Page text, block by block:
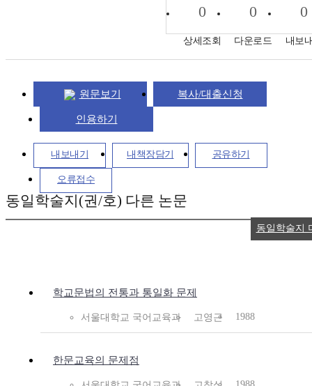
0
상세조회
0
다운로드
0
내보
원문보기 복사/대출신청
인용하기
내보내기 내책장담기 공유하기
오류접수
동일학술지(권/호) 다른 논문
학교문법의 전통과 통일화 문제
서울대학교 국어교육과 고영근 1988
한문교육의 문제점
동일학술지